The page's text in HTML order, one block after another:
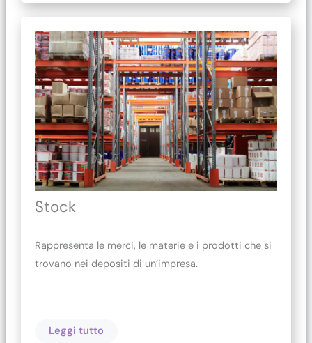
Stock
Rappresenta le merci, le materie e i prodotti che si
trovano nei depositi di un’impresa.
Leggi tutto